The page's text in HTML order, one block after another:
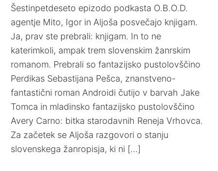
Šestinpetdeseto epizodo podkasta O.B.O.D.
agentje Mito, Igor in Aljoša posvečajo knjigam.
Ja, prav ste prebrali: knjigam. In to ne
katerimkoli, ampak trem slovenskim žanrskim
romanom. Prebrali so fantazijsko pustolovščino
Perdikas Sebastijana Pešca, znanstveno-
fantastični roman Androidi čutijo v barvah Jake
Tomca in mladinsko fantazijsko pustolovščino
Avery Carno: bitka starodavnih Reneja Vrhovca.
Za začetek se Aljoša razgovori o stanju
slovenskega žanropisja, ki ni […]